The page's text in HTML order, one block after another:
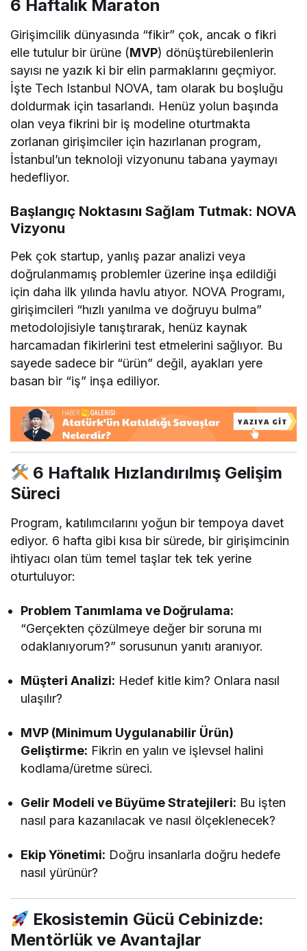
6 Haftalık Maraton
Girişimcilik dünyasında “fikir” çok, ancak o fikri
elle tutulur bir ürüne (MVP) dönüştürebilenlerin
sayısı ne yazık ki bir elin parmaklarını geçmiyor.
İşte Tech Istanbul NOVA, tam olarak bu boşluğu
doldurmak için tasarlandı. Henüz yolun başında
olan veya fikrini bir iş modeline oturtmakta
zorlanan girişimciler için hazırlanan program,
İstanbul’un teknoloji vizyonunu tabana yaymayı
hedefliyor.
Başlangıç Noktasını Sağlam Tutmak: NOVA
Vizyonu
Pek çok startup, yanlış pazar analizi veya
doğrulanmamış problemler üzerine inşa edildiği
için daha ilk yılında havlu atıyor. NOVA Programı,
girişimcileri “hızlı yanılma ve doğruyu bulma”
metodolojisiyle tanıştırarak, henüz kaynak
harcamadan fikirlerini test etmelerini sağlıyor. Bu
sayede sadece bir “ürün” değil, ayakları yere
basan bir “iş” inşa ediliyor.
6 Haftalık Hızlandırılmış Gelişim
Süreci
Program, katılımcılarını yoğun bir tempoya davet
ediyor. 6 hafta gibi kısa bir sürede, bir girişimcinin
ihtiyacı olan tüm temel taşlar tek tek yerine
oturtuluyor:
Problem Tanımlama ve Doğrulama:
“Gerçekten çözülmeye değer bir soruna mı
odaklanıyorum?” sorusunun yanıtı aranıyor.
Müşteri Analizi: Hedef kitle kim? Onlara nasıl
ulaşılır?
MVP (Minimum Uygulanabilir Ürün)
Geliştirme: Fikrin en yalın ve işlevsel halini
kodlama/üretme süreci.
Gelir Modeli ve Büyüme Stratejileri: Bu işten
nasıl para kazanılacak ve nasıl ölçeklenecek?
Ekip Yönetimi: Doğru insanlarla doğru hedefe
nasıl yürünür?
Ekosistemin Gücü Cebinizde:
Mentörlük ve Avantajlar